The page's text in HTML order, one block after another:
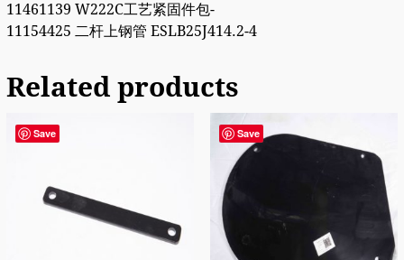
11461139 W222C工艺紧固件包-
11154425 二杆上钢管 ESLB25J414.2-4
Related products
Save Save